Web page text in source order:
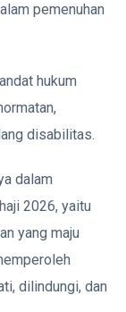
pemenuhan
hukum
disabilitas.
dalam
2026, yaitu
yang maju
dilindungi, dan